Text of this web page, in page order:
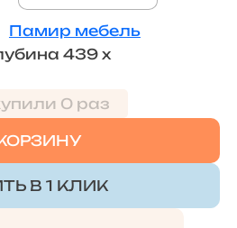
Памир мебель
439 х
0 раз
В 1 КЛИК